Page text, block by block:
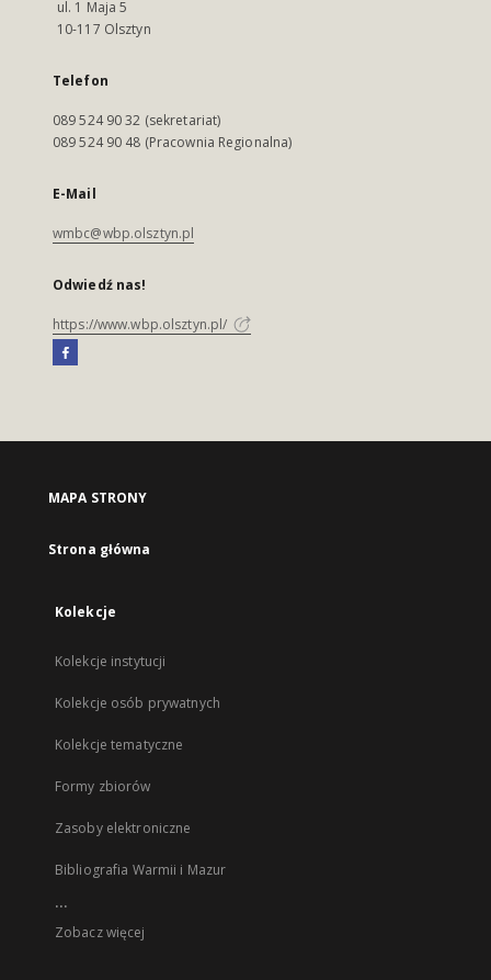
ul. 1 Maja 5
10-117 Olsztyn
Telefon
089 524 90 32 (sekretariat)
089 524 90 48 (Pracownia Regionalna)
E-Mail
wmbc@wbp.olsztyn.pl
Odwiedź nas!
https://www.wbp.olsztyn.pl/
MAPA STRONY
Strona główna
Kolekcje
Kolekcje instytucji
Kolekcje osób prywatnych
Kolekcje tematyczne
Formy zbiorów
Zasoby elektroniczne
Bibliografia Warmii i Mazur
...
Zobacz więcej